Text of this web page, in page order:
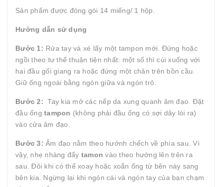
Sản phẩm được đóng gói 14 miếng/ 1 hộp.
Hướng dẫn sử dụng
Bước 1: Rửa tay và xé lấy một tampon mới. Đứng hoặc
ngồi theo tư thế thuận tiện nhất: một số thì cúi xuống với
hai đầu gối giang ra hoặc đứng một chân trên bồn cầu.
Giữ ống ngoài bằng ngón giữa và ngón trỏ.
Bước 2: Tay kia mở các nếp da xung quanh âm đạo. Đặt
đầu ống tampon (không phải đầu ống có sợi dây lòi ra)
vào cửa âm đạo.
Bước 3: Âm đạo nằm theo hướnh chếch về phía sau. Vì
vậy, nhẹ nhàng đẩy tamon vào theo hướng lên trên ra
sau. Đôi khi có thể xoay hoặc xoắn ống từ bên này sang
bên kia. Ngừng lại khi ngón cái và ngón tay của bạn chạm